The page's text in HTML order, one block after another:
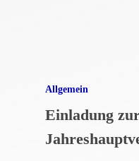
Allgemein
Einladung